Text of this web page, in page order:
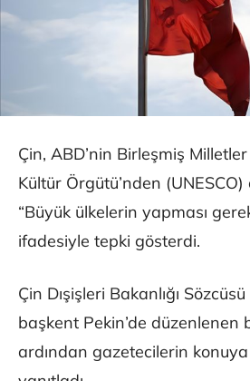
Çin, ABD’nin Birleşmiş
Kültür Örgütü’nden (UNESCO)
“Büyük ülkelerin yapması
ifadesiyle tepki gösterdi.
Çin Dışişleri Bakanlığı
başkent Pekin’de düzenlenen
ardından gazetecilerin konuya